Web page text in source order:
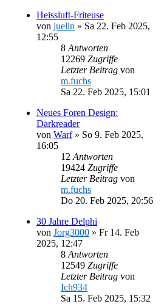
Heissluft-Friteuse
von juelin » Sa 22. Feb 2025,
12:55
8 Antworten
12269 Zugriffe
Letzter Beitrag von
m.fuchs
Sa 22. Feb 2025, 15:01
Neues Foren Design:
Darkreader
von Warf» So 9. Feb 2025,
16:05
12 Antworten
19424 Zugriffe
Letzter Beitrag von
m.fuchs
Do 20. Feb 2025, 20:56
30 Jahre Delphi
von Jorg3000 » Fr 14. Feb
2025, 12:47
8 Antworten
12549 Zugriffe
Letzter Beitrag von
Ich934
Sa 15. Feb 2025, 15:32